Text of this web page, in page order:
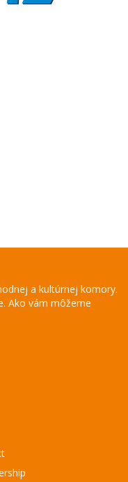
a kultúrnej komory.
Ako vám môžeme